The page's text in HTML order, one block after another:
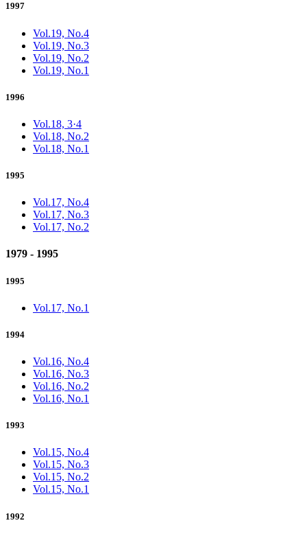
1997
Vol.19, No.4
Vol.19, No.3
Vol.19, No.2
Vol.19, No.1
1996
Vol.18, 3·4
Vol.18, No.2
Vol.18, No.1
1995
Vol.17, No.4
Vol.17, No.3
Vol.17, No.2
1979 - 1995
1995
Vol.17, No.1
1994
Vol.16, No.4
Vol.16, No.3
Vol.16, No.2
Vol.16, No.1
1993
Vol.15, No.4
Vol.15, No.3
Vol.15, No.2
Vol.15, No.1
1992